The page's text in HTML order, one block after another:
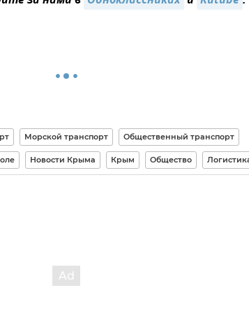
Морской транспорт Общественный транспорт
Новости Крыма Крым Общество